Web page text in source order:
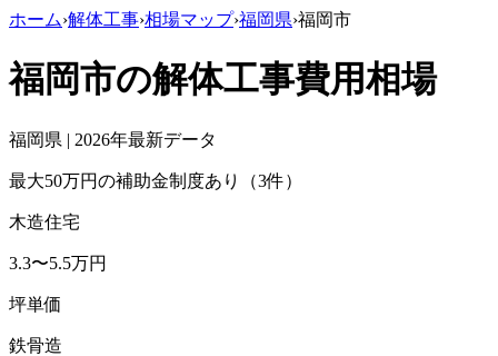
ホーム›解体工事›相場マップ›福岡県›福岡市
福岡市の解体工事費用相場
福岡県 | 2026年最新データ
最大50万円の補助金制度あり（3件）
木造住宅
3.3〜5.5万円
坪単価
鉄骨造